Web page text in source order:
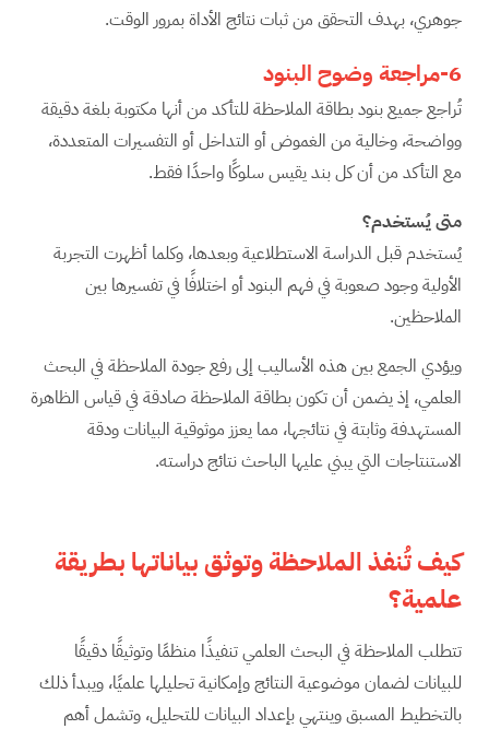
جوهري، بهدف التحقق من ثبات نتائج الأداة بمرور الوقت.
6-مراجعة وضوح البنود
تُراجع جميع بنود بطاقة الملاحظة للتأكد من أنها مكتوبة بلغة دقيقة
وواضحة، وخالية من الغموض أو التداخل أو التفسيرات المتعددة،
مع التأكد من أن كل بند يقيس سلوكًا واحدًا فقط.
متى يُستخدم؟
يُستخدم قبل الدراسة الاستطلاعية وبعدها، وكلما أظهرت التجربة
الأولية وجود صعوبة في فهم البنود أو اختلافًا في تفسيرها بين
الملاحظين.
ويؤدي الجمع بين هذه الأساليب إلى رفع جودة الملاحظة في البحث
العلمي، إذ يضمن أن تكون بطاقة الملاحظة صادقة في قياس الظاهرة
المستهدفة وثابتة في نتائجها، مما يعزز موثوقية البيانات ودقة
الاستنتاجات التي يبني عليها الباحث نتائج دراسته.
كيف تُنفذ الملاحظة وتوثق بياناتها بطريقة
علمية؟
تتطلب الملاحظة في البحث العلمي تنفيذًا منظمًا وتوثيقًا دقيقًا
للبيانات لضمان موضوعية النتائج وإمكانية تحليلها علميًا، ويبدأ ذلك
بالتخطيط المسبق وينتهي بإعداد البيانات للتحليل، وتشمل أهم